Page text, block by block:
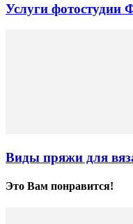
Услуги фотостудии
Виды пряжи для
Это Вам понравится!